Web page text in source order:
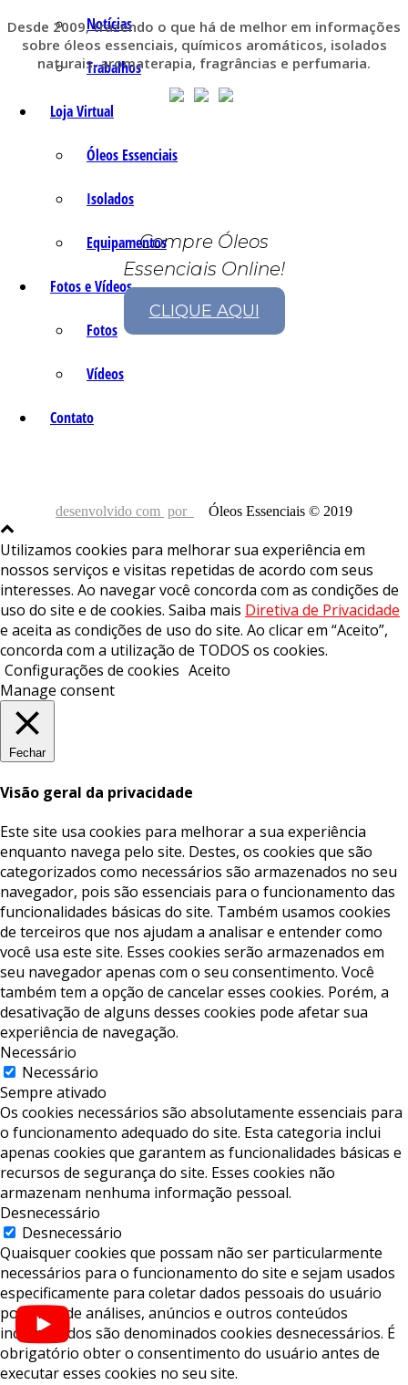
Notícias
Trabalhos
Loja Virtual
Óleos Essenciais
Isolados
Equipamentos
Fotos e Vídeos
Fotos
Vídeos
Contato
Desde 2009, trazendo o que há de melhor em informações
sobre óleos essenciais, químicos aromáticos, isolados
naturais, aromaterapia, fragrâncias e perfumaria.
Compre Óleos
Essenciais Online!
CLIQUE AQUI
desenvolvido com por Óleos Essenciais © 2019
Utilizamos cookies para melhorar sua experiência em
nossos serviços e visitas repetidas de acordo com seus
interesses. Ao navegar você concorda com as condições de
uso do site e de cookies. Saiba mais Diretiva de Privacidade
e aceita as condições de uso do site. Ao clicar em “Aceito”,
concorda com a utilização de TODOS os cookies.
Configurações de cookies Aceito
Manage consent
Fechar
Visão geral da privacidade
Este site usa cookies para melhorar a sua experiência
enquanto navega pelo site. Destes, os cookies que são
categorizados como necessários são armazenados no seu
navegador, pois são essenciais para o funcionamento das
funcionalidades básicas do site. Também usamos cookies
de terceiros que nos ajudam a analisar e entender como
você usa este site. Esses cookies serão armazenados em
seu navegador apenas com o seu consentimento. Você
também tem a opção de cancelar esses cookies. Porém, a
desativação de alguns desses cookies pode afetar sua
experiência de navegação.
Necessário
Necessário
Sempre ativado
Os cookies necessários são absolutamente essenciais para
o funcionamento adequado do site. Esta categoria inclui
apenas cookies que garantem as funcionalidades básicas e
recursos de segurança do site. Esses cookies não
armazenam nenhuma informação pessoal.
Desnecessário
Desnecessário
Quaisquer cookies que possam não ser particularmente
necessários para o funcionamento do site e sejam usados ​​
especificamente para coletar dados pessoais do usuário
por meio de análises, anúncios e outros conteúdos
incorporados são denominados cookies desnecessários. É
obrigatório obter o consentimento do usuário antes de
executar esses cookies no seu site.